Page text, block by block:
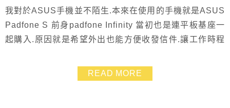
我對於ASUS手機並不陌生.本來在使用的手機就是ASUS
Padfone S 前身padfone Infinity 當初也是連平板基座一
起購入.原因就是希望外出也能方便收發信件.讓工作時程
打發時間.不用再另外帶一台筆電 這次能夠試用ASUS
Padfone S 感到非常開心並且非常期待 對於padfone的
READ MORE